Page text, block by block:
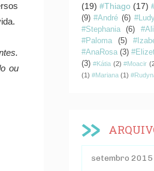
ou
(19) #Thiago (17)
(9) #André (6)
#Stephania
(6)
#Paloma
(5)
#AnaRosa (3)
(3) #Kátia (2) #Moacir
(1) #Mariana (1)